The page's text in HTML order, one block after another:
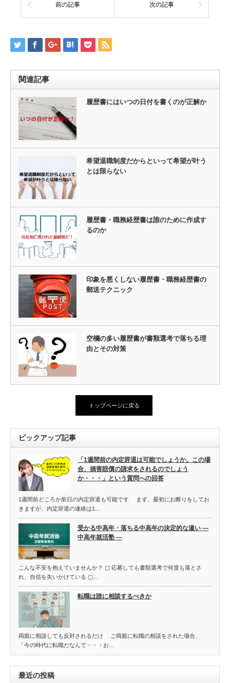
前の記事 次の記事
関連記事
履歴書にはいつの日付を書くのが正解か
希望退職制度だからといって希望が叶う
とは限らない
履歴書・職務経歴書は誰のために作成す
るのか
印象を悪くしない履歴書・職務経歴書の
郵送テクニック
空欄の多い履歴書が書類選考で落ちる理
由とその対策
トップページに戻る
ピックアップ記事
「1週間前の内定辞退は可能でしょうか。この場
合、損害賠償の請求をされるのでしょう
か・・・」という質問への回答
1週間前どころか前日の内定辞退も可能です まず、最初にお断りをしてお
きますが、内定辞退の連絡は1…
受かる中高年・落ちる中高年の決定的な違い ―
中高年就活塾 ―
こんな不安を抱えていませんか？ ▢ 応募しても書類選考で何度も落とさ
れ、自信を失いかけている ▢…
転職は誰に相談するべきか
両親に相談しても反対されるだけ ご両親に転職の相談をされた場合、
「今の時代に転職だなんて・・・お…
最近の投稿